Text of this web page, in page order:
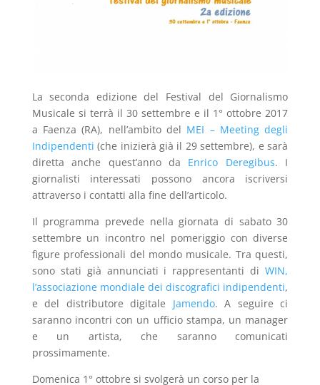
La seconda edizione del Festival del Giornalismo
Musicale si terrà il 30 settembre e il 1° ottobre 2017
a Faenza (RA), nell’ambito del MEI – Meeting degli
Indipendenti (che inizierà già il 29 settembre), e sarà
diretta anche quest’anno da Enrico Deregibus. I
giornalisti interessati possono ancora iscriversi
attraverso i contatti alla fine dell’articolo.
Il programma prevede nella giornata di sabato 30
settembre un incontro nel pomeriggio con diverse
figure professionali del mondo musicale. Tra questi,
sono stati già annunciati i rappresentanti diWIN,
l’associazione mondiale dei discografici indipendenti,
e del distributore digitale Jamendo. A seguire ci
saranno incontri con un ufficio stampa, un manager
e un artista, che saranno comunicati
prossimamente.
Domenica 1° ottobre si svolgerà un corso per la